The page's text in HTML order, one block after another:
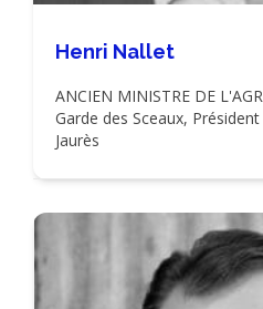
Henri Nallet
ANCIEN MINISTRE DE
Garde des Sceaux,
Jaurès